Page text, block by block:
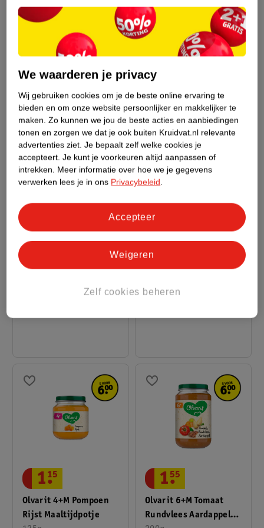
Olvarit 8+M Spaghetti
Bolognese
Maaltijdpotje
200g
1.55
Olvarit 6+M Appel
Banaan Knijpfruit
100g
Olvarit 6+M Wortel Kip
1.
100g
1.
Olvarit 4+M Pompoen
Rijst Maaltijdpotje
1.
15
Olvarit 6+M Tomaat
Rundvlees Aardappel
1.
55
We waarderen je privacy
Wij gebruiken cookies om je de beste online ervaring te
bieden en om onze website persoonlijker en makkelijker te
maken. Zo kunnen we jou de beste acties en aanbiedingen
tonen en zorgen we dat je ook buiten Kruidvat.nl relevante
advertenties ziet. Je bepaalt zelf welke cookies je
accepteert. Je kunt je voorkeuren altijd aanpassen of
intrekken. Meer informatie over hoe we je gegevens
verwerken lees je in ons Privacybeleid.
Zelf cookies beheren
Weigeren
Accepteer